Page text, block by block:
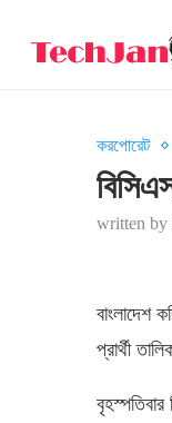
করপোরেট
written by
বাংলাদেশ
প্রার্থী